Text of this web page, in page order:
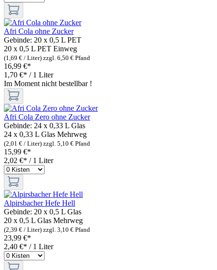
Afri Cola ohne Zucker
Gebinde: 20 x 0,5 L PET
20 x 0,5 L PET Einweg
(1,69 € / Liter) zzgl. 6,50 € Pfand
16,99 €*
1,70 €* / 1 Liter
Im Moment nicht bestellbar !
Afri Cola Zero ohne Zucker
Gebinde: 24 x 0,33 L Glas
24 x 0,33 L Glas Mehrweg
(2,01 € / Liter) zzgl. 5,10 € Pfand
15,99 €*
2,02 €* / 1 Liter
Alpirsbacher Hefe Hell
Gebinde: 20 x 0,5 L Glas
20 x 0,5 L Glas Mehrweg
(2,39 € / Liter) zzgl. 3,10 € Pfand
23,99 €*
2,40 €* / 1 Liter